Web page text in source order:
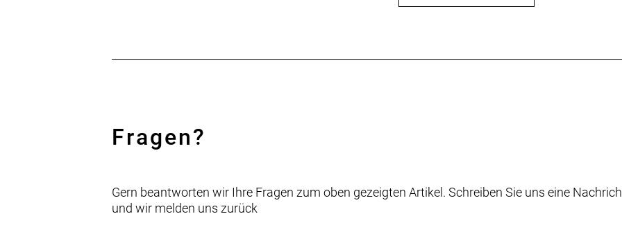
Fragen?
Gern beantworten wir Ihre Fragen zum oben gezeigten Artikel. Schreiben Sie uns eine
und wir melden uns zurück